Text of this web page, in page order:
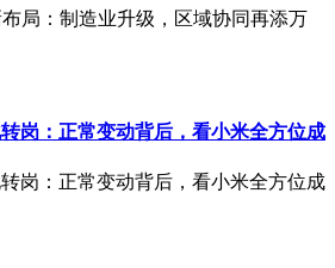
局：制造业升级，区域协同再添万
岗：正常变动背后，看小米全方位成
岗：正常变动背后，看小米全方位成